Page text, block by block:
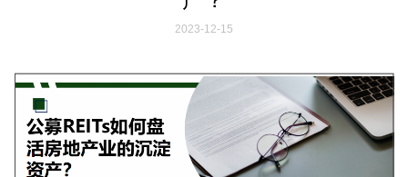
2023-12-15